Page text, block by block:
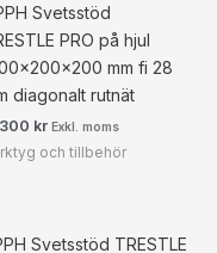
Svetsstöd
PRO på hjul
mm fi 28
diagonalt rutnät
kr Exkl. moms
och tillbehör